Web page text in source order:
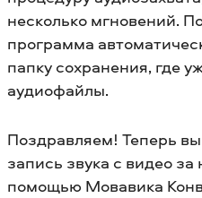
несколько мгновений.
программа
папку сохранения, где
аудиофайлы.
Поздравляем! Теперь
запись звука с видео за
помощью Мовавика